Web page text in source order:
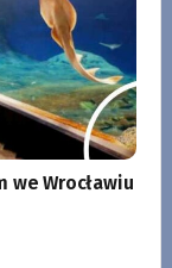
we Wrocławiu